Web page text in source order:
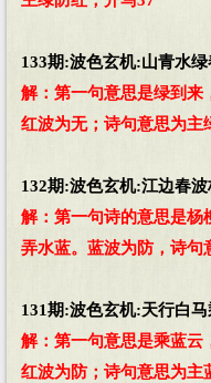
133期:波色玄机:山青水
解：第一句意思是绿到来
红波为无；诗句意思为主
132期:波色玄机:江边春
解：第一句诗的意思是杨
弄水蓝。蓝波为防，诗句
131期:波色玄机:天行白
解：第一句意思是乘蓝云
红波为防；诗句意思为主